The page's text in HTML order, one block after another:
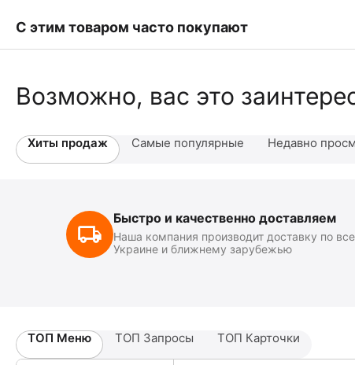
С этим товаром часто покупают
Возможно, вас это
Хиты продаж Самые популярные Недавно
Быстро и качественно доставляем
Наша компания производит доставку по
Украине и ближнему зарубежью
ТОП Меню ТОП Запросы ТОП Карточки